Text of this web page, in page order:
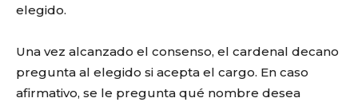
elegido.
Una vez alcanzado el consenso, el cardenal decano
pregunta al elegido si acepta el cargo. En caso
afirmativo, se le pregunta qué nombre desea